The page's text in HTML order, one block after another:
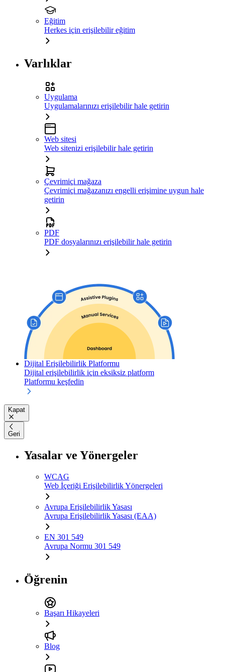
Eğitim
Herkes için erişilebilir eğitim
Varlıklar
Uygulama
Uygulamalarınızı erişilebilir hale getirin
Web sitesi
Web sitenizi erişilebilir hale getirin
Çevrimiçi mağaza
Çevrimiçi mağazanızı engelli erişimine uygun hale
getirin
PDF
PDF dosyalarınızı erişilebilir hale getirin
Dijital Erişilebilirlik Platformu
Dijital erişilebilirlik için eksiksiz platform
Platformu keşfedin
Kapat
Geri
Yasalar ve Yönergeler
WCAG
Web İçeriği Erişilebilirlik Yönergeleri
Avrupa Erişilebilirlik Yasası
Avrupa Erişilebilirlik Yasası (EAA)
EN 301 549
Avrupa Normu 301 549
Öğrenin
Başarı Hikayeleri
Blog